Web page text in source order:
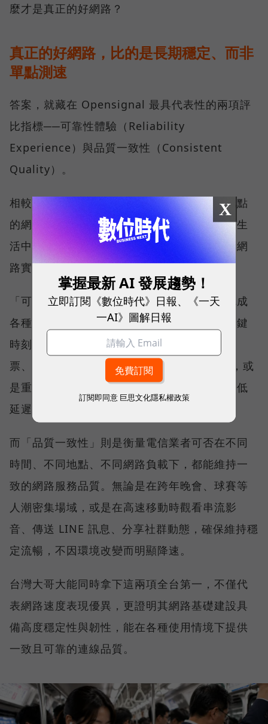
麼才是真正的好網路？
真正的好網路，比的是長期穩定、而非
單點測速
答案，就藏在 Opensignal 最具代表性的兩項評
比指標──可靠性體驗（Reliability
Experience）與品質一致性（Consistent
Quality）。
相較於傳統下載速度只反映單一時間、單一地點
的網路表現，這兩項指標更重視使用者在真實生
活中的整體體驗，因此也是最能反映電信業者網
路實力、最難取得的獎項。
「可靠性體驗」衡量的是使用者是否能順利完成
各種數位應用，因此，考驗的是網路服務在關鍵
時刻不中斷的能力。例如，搶購熱門演唱會門
票、秒殺限量商品、超商結帳掃描 QR Code，或
是重要的線上會議，都需要網路能即時回應、低
延遲且持續運作。
而「品質一致性」則是衡量電信業者可否在不同
時間、不同地點、不同網路負載下，都能維持一
致的網路服務品質。無論是在跨年晚會、球賽等
人潮密集場域，或是在高速移動時觀看串流影
音、傳送 LINE 訊息、分享社群動態，確保維持穩
定流暢，不因環境改變而明顯降速。
台灣大哥大能同時拿下這兩項全台第一，不僅代
表網路速度表現優異，更證明其網路基礎建設具
備高度穩定性與韌性，能在各種使用情境下提供
一致且可靠的連線品質。
X
掌握最新 AI 發展趨勢！
立即訂閱《數位時代》日報、《一天
一AI》圖解日報
訂閱即同意 巨思文化隱私權政策